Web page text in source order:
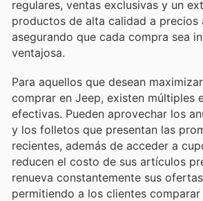
regulares, ventas exclusivas y un
productos de alta calidad a precios
asegurando que cada compra sea
ventajosa.
Para aquellos que desean
comprar en Jeep, existen múltiples
efectivas. Pueden aprovechar los
y los folletos que presentan las
recientes, además de acceder a
reducen el costo de sus artículos
renueva constantemente sus
permitiendo a los clientes